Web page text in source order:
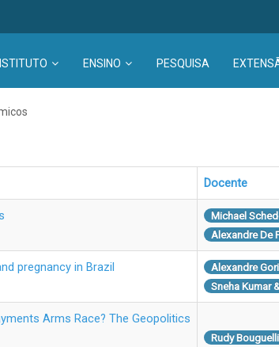
ENSINO PESQUISA
Docente
Michael
Alexandre De
pregnancy in Brazil Alexandre
Sneha Kumar
Arms Race? The Geopolitics
Rudy Bouguelli